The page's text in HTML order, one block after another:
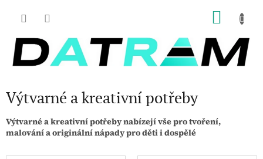
Výtvarné a kreativní potřeby
Výtvarné a kreativní potřeby nabízejí vše pro tvoření,
malování a originální nápady pro děti i dospělé